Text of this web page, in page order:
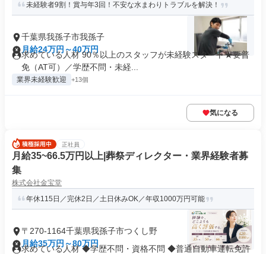
未経験者9割！賞与年3回！不安な水まわりトラブルを解決！
千葉県我孫子市我孫子
月給24万円～40万円
求めている人材 90％以上のスタッフが未経験スタート★要普
免（AT可）／学歴不問・未経...
業界未経験歓迎 +13個
気になる
正社員
月給35~66.5万円以上|葬祭ディレクター・業界経験者募
集
株式会社金宝堂
年休115日／完休2日／土日休みOK／年収1000万円可能
〒270-1164千葉県我孫子市つくし野
月給35万円～80万円
求めている人材 ◆学歴不問・資格不問 ◆普通自動車運転免許